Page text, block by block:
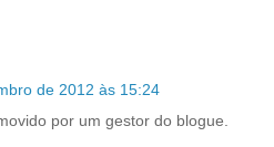
de 2012 às 15:24
por um gestor do blogue.